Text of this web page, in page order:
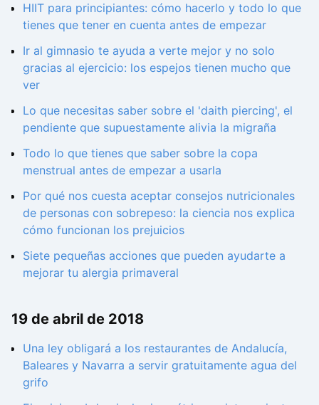
HIIT para principiantes: cómo hacerlo y todo lo que
tienes que tener en cuenta antes de empezar
Ir al gimnasio te ayuda a verte mejor y no solo
gracias al ejercicio: los espejos tienen mucho que
ver
Lo que necesitas saber sobre el 'daith piercing', el
pendiente que supuestamente alivia la migraña
Todo lo que tienes que saber sobre la copa
menstrual antes de empezar a usarla
Por qué nos cuesta aceptar consejos nutricionales
de personas con sobrepeso: la ciencia nos explica
cómo funcionan los prejuicios
Siete pequeñas acciones que pueden ayudarte a
mejorar tu alergia primaveral
19 de abril de 2018
Una ley obligará a los restaurantes de Andalucía,
Baleares y Navarra a servir gratuitamente agua del
grifo